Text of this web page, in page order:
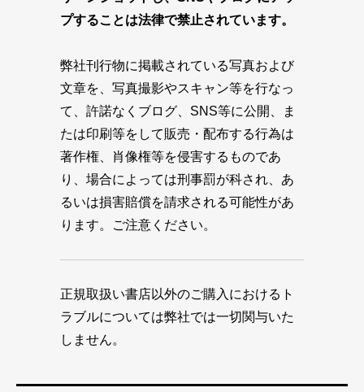
プすることは法律で禁止されています。
弊社刊行物に掲載されている写真および
文章を、写真撮影やスキャン等を行なっ
て、許諾なくブログ、SNS等に公開、ま
たは印刷等をして販売・配布する行為は
著作権、肖像権等を侵害するものであ
り、場合によっては刑事罰が科され、あ
るいは損害賠償を請求される可能性があ
ります。ご注意ください。
正規取扱い書店以外のご購入におけるト
ラブルについては弊社では一切関与いた
しません。